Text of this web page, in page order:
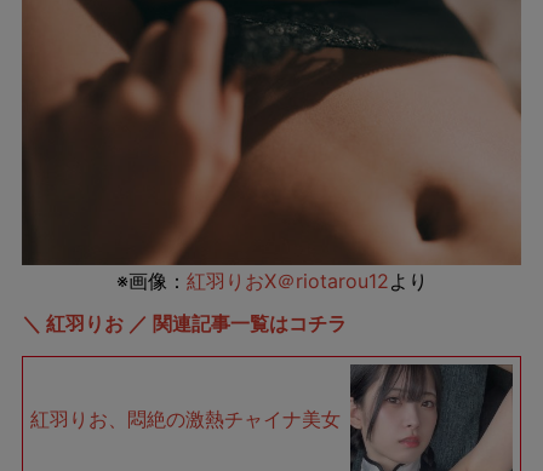
※画像： 紅羽りおX＠riotarou12より
＼ 紅羽りお ／ 関連記事一覧はコチラ
紅羽りお、悶絶の激熱チャイナ美女